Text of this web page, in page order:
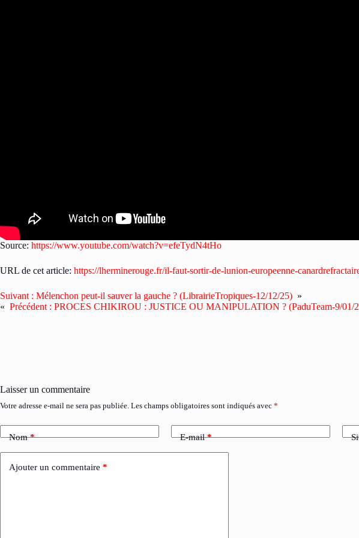
Source: https://www.youtube.com/watch?v=efeTydN4tHo
URL de cet article: https://lherminerouge.fr/il-faut-sortir-de-lunion-europeenne-
Suivant : Mélenchon peut-il sauver la gauche ? (LibrairieTropiques-12/12/25) »
« Précédent : PROCES CHIKIROU : JUSTICE OU MANIPULATION ? (PaduTeam-9/01/
Laisser un commentaire
Votre adresse e-mail ne sera pas publiée. Les champs obligatoires sont indiqués avec *
Nom* E-mail*
Ajouter un commentaire *